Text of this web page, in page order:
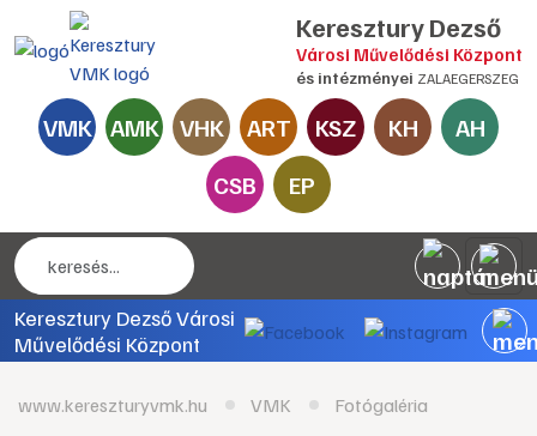
Keresztury Dezső
Városi Művelődési Központ
és intézményei ZALAEGERSZEG
VMK AMK VHK ART KSZ KH
AH
CSB
EP
Keresztury Dezső Városi
Művelődési Központ
www.kereszturyvmk.hu VMK Fotógaléria